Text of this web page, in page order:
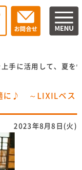
上手に活用して、夏
に♪ ～LIXILベス
2023年8月8日(火)